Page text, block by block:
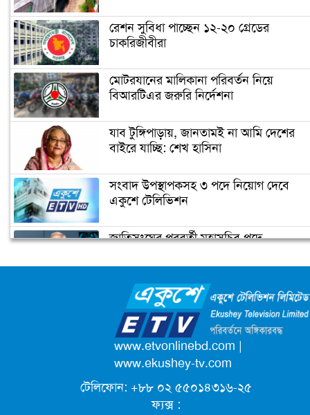
ফিটনেসে সাকিবের সফলতার রহস্য ফাঁস
অবশেষে ক্ষমা প্রার্থনা করলেন সাকিব
টেস্ট ক্রিকেটে দু’দশক : কুঁড়ির বৃন্তবন্দী
রেশন সুবিধা পাচ্ছেন ১২-২০ গ্রেডের
চাকরিজীবীরা
মোটরযানের মালিকানা পরিবর্তন নিয়ে
বিআরটিএর জরুরি নির্দেশনা
যাব টুঙ্গিপাড়ায়, জানতামই না আমি দেশের
বাইরে যাচ্ছি: শেখ হাসিনা
সংবাদ উপস্থাপকসহ ৩ পদে নিয়োগ দেবে
একুশে টেলিভিশন
জাতিসংঘের পরবর্তী মহাসচিব পদে
ক্যাম্পাস অ্যাম্বাসেডর নিয়োগ দিচ্ছে একুশে
টেলিভিশন
পদোন্নতি পেয়ে সচিব হলেন ২ কর্মকর্তা
লিগ্যাল এইডের মাধ্যমে সন্তান ফিরে পেল
সেই কিশোরী মা জুঁই
www.etvonlinebd.com |
www.ekushey-tv.com
টেলিফোন: +৮৮ ০২ ৫৫০১৪৩১৬-২৫
ফ্যক্স :